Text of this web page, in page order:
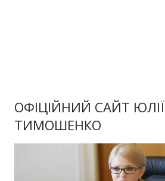
ОФІЦІЙНИЙ САЙТ ЮЛІЇ
ТИМОШЕНКО